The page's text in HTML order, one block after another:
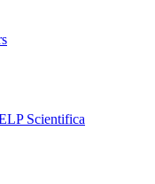
Scientifica